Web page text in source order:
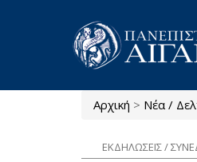
Είστε εδώ
Αρχική > Νέα /
ΕΚΔΗΛΩΣΕΙΣ /